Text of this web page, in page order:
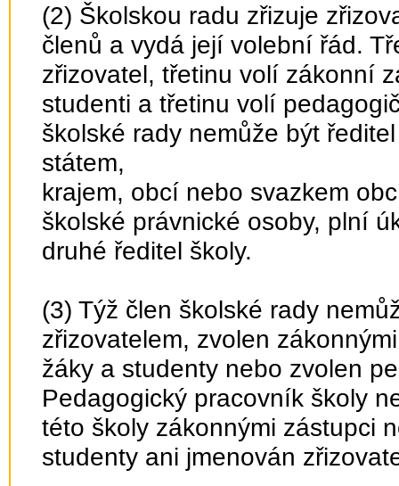
(2) Školskou radu zřizuje
členů a vydá její volební řád.
zřizovatel, třetinu volí zákonní
studenti a třetinu volí
školské rady nemůže být
státem,
krajem, obcí nebo svazkem
školské právnické osoby, plní
druhé ředitel školy.
(3) Týž člen školské rady
zřizovatelem, zvolen
žáky a studenty nebo zvolen
Pedagogický pracovník školy
této školy zákonnými zástupci
studenty ani jmenován